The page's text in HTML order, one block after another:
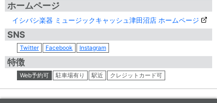
ホームページ
イシバシ楽器 ミュージックキャッシュ津田沼店 ホームページ
SNS
Twitter Facebook Instagram
特徴
Web予約可 駐車場有り 駅近 クレジットカード可